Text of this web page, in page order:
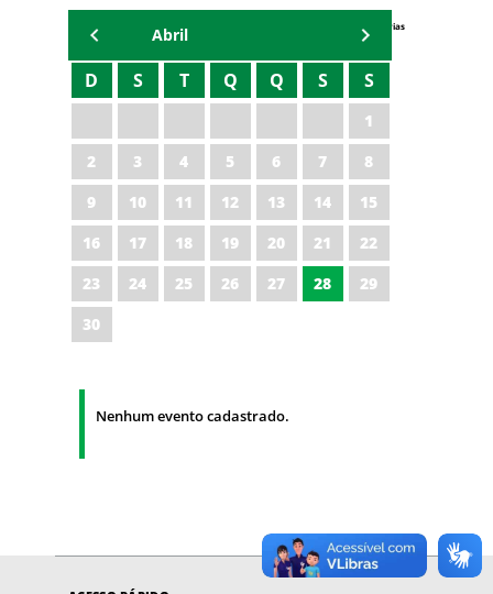
Agenda Secretárias
Abril
D S T Q Q S S
1
2
3 4 5 6 7
8
9
10 11 12 13 14
15
16
17 18 19 20 21
22
23
24 25 26 27 28
29
30
Nenhum evento cadastrado.